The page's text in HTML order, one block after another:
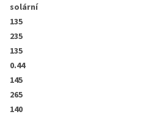
solární
135
235
135
0.44
145
265
140